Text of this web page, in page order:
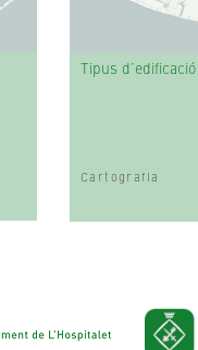
Tipus d’edificació
Cartografia